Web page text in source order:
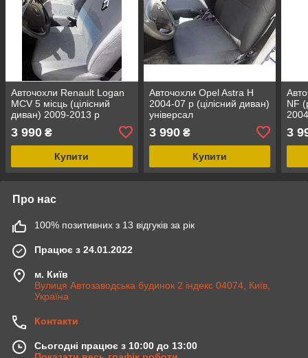
Авточохли Renault Logan
MCV 5 місць (цілісний
диван) 2009-2013 р
3 990 ₴
Купити
Авточохли Opel Astra H
2004-07 р (цілісний диван)
універсал
3 990₴
Купити
NF
3
Про нас
100% позитивних з 13 відгуків за рік
Працює з 24.01.2022
м. Київ
Вулиця Автозаводська будинок 2 індекс 04074, Київ,
Україна
Контакти
Сьогодні працює з 10:00 до 13:00